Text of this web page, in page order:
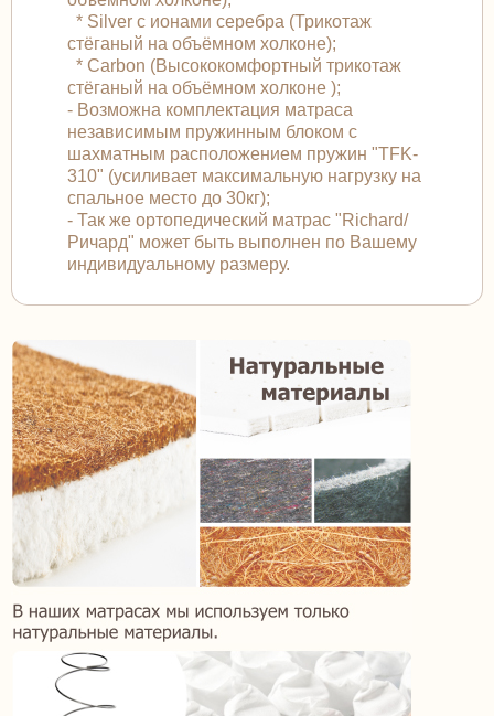
* Silver с ионами серебра (Трикотаж
стёганый на объёмном холконе);
* Carbon (Высококомфортный трикотаж
стёганый на объёмном холконе );
- Возможна комплектация матраса
независимым пружинным блоком с
шахматным расположением пружин "TFK-
310" (усиливает максимальную нагрузку на
спальное место до 30кг);
- Так же ортопедический матрас "Richard/
Ричард" может быть выполнен по Вашему
индивидуальному размеру.